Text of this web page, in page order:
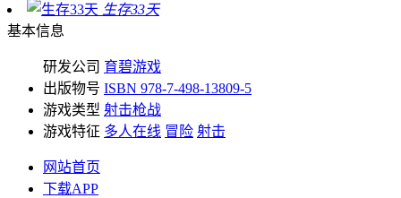
生存33天
基本信息
研发公司 育碧游戏
出版物号 ISBN 978-7-498-13809-5
游戏类型 射击枪战
游戏特征 多人在线 冒险 射击
网站首页
下载APP